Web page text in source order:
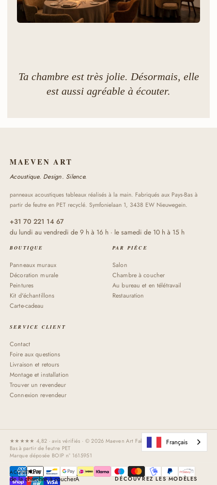
Ta chambre est très jolie. Désormais, elle
est aussi agréable à écouter.
ACOUSTIQUE
de la chambre à coucherÀ DÉCOUVREZ LES MODÈLES
MAEVEN ART
Acoustique. Design. Silence.
panneaux acoustiques tableaux réalisés à la main. Fabriqués aux Pays-Bas à
partir de feutre en PET recyclé. Symfonielaan 1, 3438 EW Nieuwegein.
+31 70 221 14 67
du lundi au vendredi de 9 h à 16 h · le samedi de 10 h à 15 h
BOUTIQUE
Panneaux muraux
Décoration murale
Peintures
Kit d'échantillons
Carte-cadeau
PAR PIÈCE
Salon
Chambre à coucher
Au bureau et en télétravail
Restauration
SERVICE CLIENT
Contact
Foire aux questions
Livraison et retours
Montage et installation
Trouver un revendeur
Connexion revendeur
★★★★★ 4,82 · avis vérifiés · © 2026 Maeven Art Fabriqué à la main aux Pays-
Bas à partir de feutre PET
Marque déposée BOIP n° 1615951
Français